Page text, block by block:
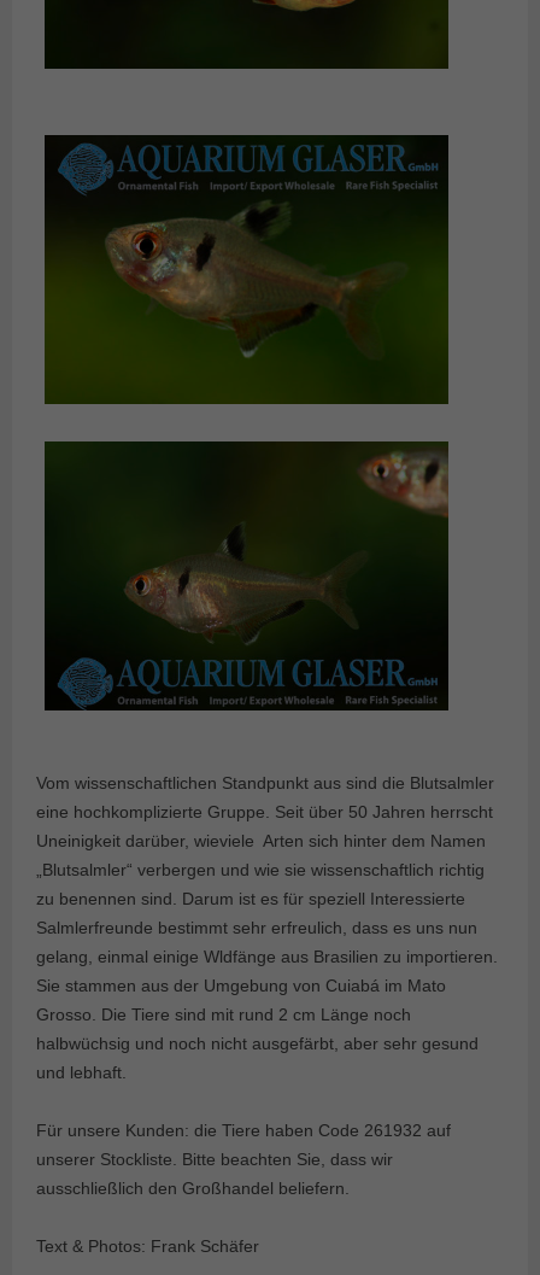
Vom wissenschaftlichen Standpunkt aus sind die Blutsalmler
eine hochkomplizierte Gruppe. Seit über 50 Jahren herrscht
Uneinigkeit darüber, wieviele Arten sich hinter dem Namen
„Blutsalmler“ verbergen und wie sie wissenschaftlich richtig
zu benennen sind. Darum ist es für speziell Interessierte
Salmlerfreunde bestimmt sehr erfreulich, dass es uns nun
gelang, einmal einige Wldfänge aus Brasilien zu importieren.
Sie stammen aus der Umgebung von Cuiabá im Mato
Grosso. Die Tiere sind mit rund 2 cm Länge noch
halbwüchsig und noch nicht ausgefärbt, aber sehr gesund
und lebhaft.
Für unsere Kunden: die Tiere haben Code 261932 auf
unserer Stockliste. Bitte beachten Sie, dass wir
ausschließlich den Großhandel beliefern.
Text & Photos: Frank Schäfer